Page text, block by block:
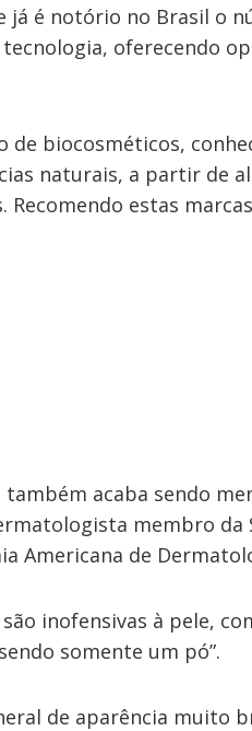
já é notório no Brasil o
oferecendo
biocosméticos,
naturais, a partir de
estas
também acaba sendo
membro da
Americana de
inofensivas à pele,
somente um pó”.
de aparência muito